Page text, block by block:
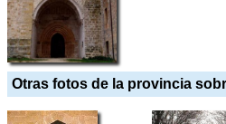
Otras fotos de la provincia